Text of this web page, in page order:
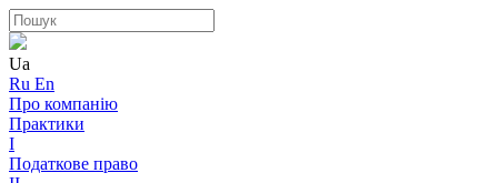
Ua
Ru En
Про компанію
Практики
I
Податкове право